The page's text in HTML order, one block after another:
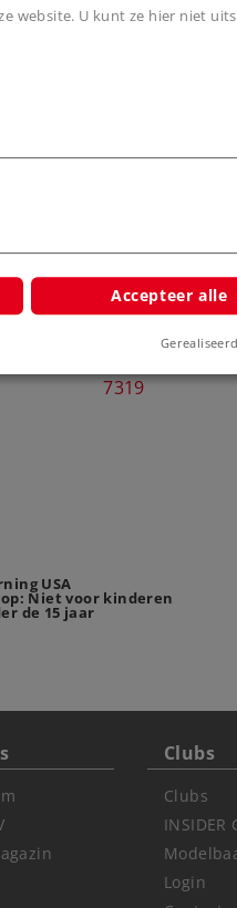
Stroomvoerende vaste
7319
USA
Niet voor kinderen
de 15 jaar
Clubs
Clubs
Login
website. U kunt ze hier niet
Accepteer alle